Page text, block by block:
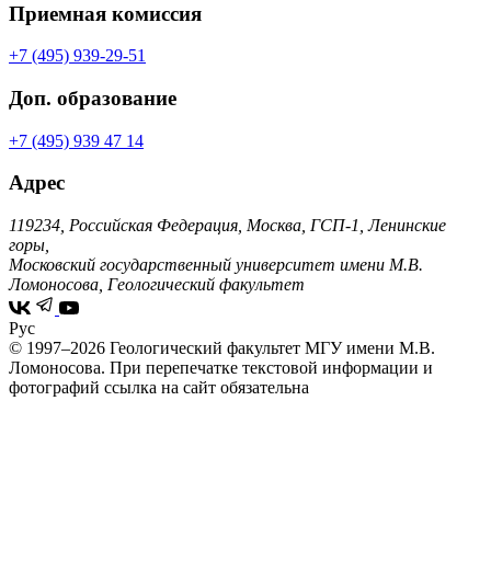
Приемная комиссия
+7 (495) 939-29-51
Доп. образование
+7 (495) 939 47 14
Адрес
119234, Российская Федерация, Москва, ГСП-1, Ленинские
горы,
Московский государственный университет имени М.В.
Ломоносова, Геологический факультет
Рус
© 1997–2026 Геологический факультет МГУ имени М.В.
Ломоносова. При перепечатке текстовой информации и
фотографий ссылка на сайт обязательна